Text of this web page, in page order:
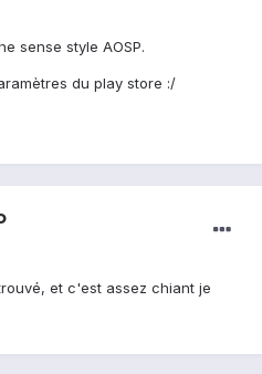
sense style AOSP.
du play store :/
et c'est assez chiant je